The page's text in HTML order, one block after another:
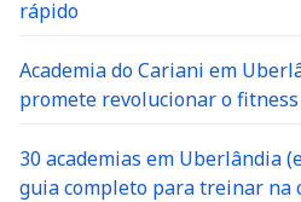
rápido
Academia do Cariani em
promete revolucionar o
30 academias em Uberlândia
guia completo para treinar na